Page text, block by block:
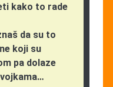
kako to rade
da su to
koji su
pa dolaze